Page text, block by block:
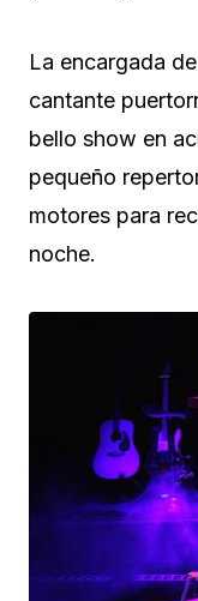
La encargada
cantante
bello show en
pequeño
motores para
noche.